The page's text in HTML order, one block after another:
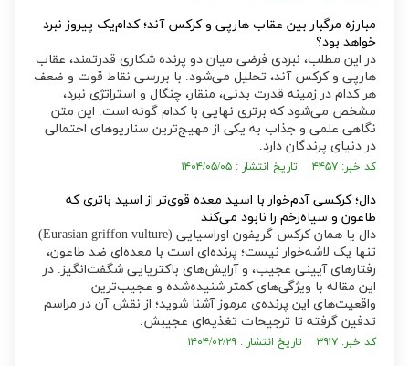
مبارزه مرگبار بین عقاب هارپی و کرکس آند؛ کدام‌یک پیروز نبرد
خواهد بود؟
در این مطلب، نبردی فرضی میان دو پرنده شکاری قدرتمند، عقاب
هارپی و کرکس آند، تحلیل می‌شود. با بررسی نقاط قوت و ضعف
هر کدام در زمینه قدرت بدنی، منقار، چنگال و استراتژی نبرد،
مشخص می‌شود که برتری نهایی با کدام گونه است. این متن
نگاهی علمی و جذاب به یکی از مهیج‌ترین سناریو‌های احتمالی
در دنیای پرندگان دارد.
کد خبر: ۴۴۵۷ تاریخ انتشار : ۱۴۰۴/۰۵/۰۵
دال؛ کرکسی آدم‌خوار با اسید معده قوی‌تر از اسید باتری که
طاعون و سیاه‌زخم را نابود می‌کند
دال یا همان کرکس گریفون اوراسیایی (Eurasian griffon vulture)
تنها یک لاشه‌خوار نیست؛ پرنده‌ای است با معده‌ای ضد طاعون،
رفتار‌های آیینی عجیب، و آرایش‌های باکتریایی شگفت‌انگیز. در
این مقاله با ویژگی‌های کمتر شنیده‌شده و عجیب‌ترین
واقعیت‌های این پرنده‌ی مرموز آشنا شوید؛ از نقش آن در مراسم
تدفین گرفته تا ترجیحات تغذیه‌ای عجیبش.
کد خبر: ۳۹۱۷ تاریخ انتشار : ۱۴۰۴/۰۲/۲۹